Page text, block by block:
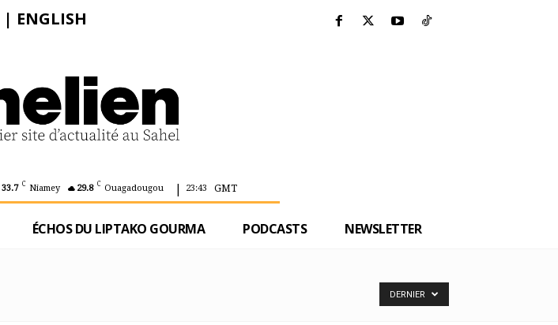
| ENGLISH
33.7 C Niamey 29.8 C Ouagadougou | 23:43 GMT
ÉCHOS DU LIPTAKO GOURMA PODCASTS NEWSLETTER
DERNIER